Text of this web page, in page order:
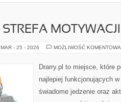
MOTYWACJI
MAR - 25 - 2026 MOŻLIWOŚĆ
Drarry.pl to miejsce, które
najlepiej funkcjonujących
świadome jedzenie oraz